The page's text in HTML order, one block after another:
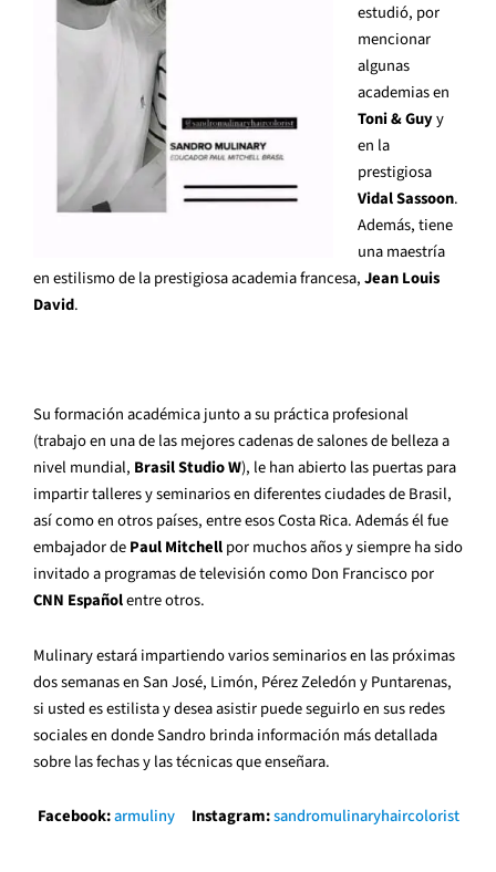
estudió, por
mencionar
algunas
academias en
Toni & Guyy
en la
prestigiosa
Vidal Sassoon.
Además, tiene
una maestría
en estilismo de la prestigiosa academia francesa,Jean Louis
David.
Su formación académica junto a su práctica profesional
(trabajo en una de las mejores cadenas de salones de belleza a
nivel mundial, Brasil Studio W), le han abierto las puertas para
impartir talleres y seminarios en diferentes ciudades de Brasil,
así como en otros países, entre esos Costa Rica. Además él fue
embajador dePaul Mitchellpor muchos años y siempre ha sido
invitado a programas de televisión como Don Francisco por
CNN Españolentre otros.
Mulinary estará impartiendo varios seminarios en las próximas
dos semanas en San José, Limón, Pérez Zeledón y Puntarenas,
si usted es estilista y desea asistir puede seguirlo en sus redes
sociales en donde Sandro brinda información más detallada
sobre las fechas y las técnicas que enseñara.
Facebook:armuliny Instagram:sandromulinaryhaircolorist